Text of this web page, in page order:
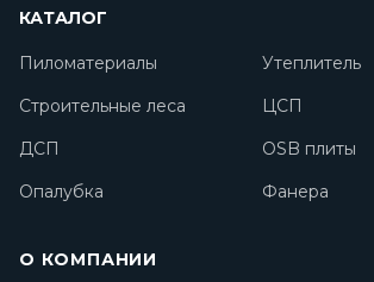
КАТАЛОГ
Пиломатериалы
Утеплитель
Строительные леса
ЦСП
ДСП
OSB плиты
Опалубка
Фанера
О КОМПАНИИ